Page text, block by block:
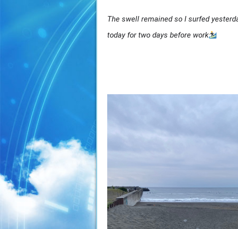
The swell remained so I surfed
today for two days before work